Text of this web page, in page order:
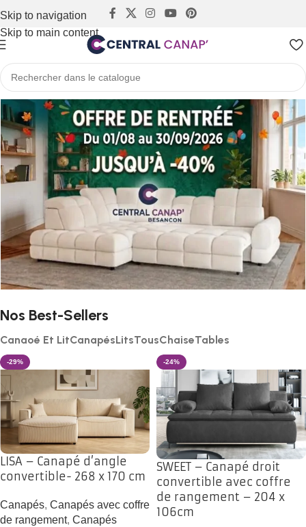
Skip to navigation
Skip to main content
Nos Best-Sellers
Canaoé Et LitCanapésLitsTousChaiseTables
-29%
LISA – Canapé d’angle
convertible- 268 x 170 cm
Canapés, Canapés avec coffre
de rangement, Canapés
-24%
SWEET – Canapé droit
convertible avec coffre
de rangement – 204 x
106cm